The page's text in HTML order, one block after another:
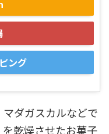
ング
ダガスカルなどで
乾燥させたお菓子